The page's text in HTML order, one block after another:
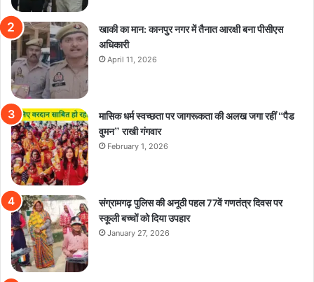
खाकी का मान: कानपुर नगर में तैनात आरक्षी बना पीसीएस
अधिकारी
April 11, 2026
मासिक धर्म स्वच्छता पर जागरूकता की अलख जगा रहीं “पैड
वुमन” राखी गंगवार
February 1, 2026
संग्रामगढ़ पुलिस की अनूठी पहल 77वें गणतंत्र दिवस पर
स्कूली बच्चों को दिया उपहार
January 27, 2026